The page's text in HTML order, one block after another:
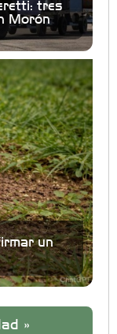
tres
Morón
un
»